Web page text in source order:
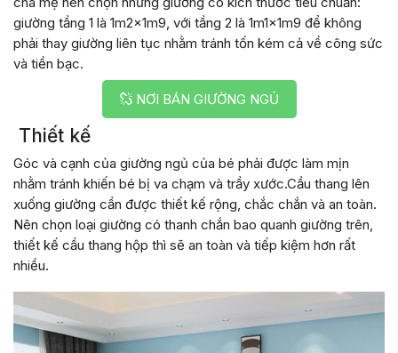
giường tầng 1 là 1m2x1m9, với tầng 2 là 1m1x1m9 để không
phải thay giường liên tục nhằm tránh tốn kém cả về công sức
và tiền bạc.
NƠI BÁN GIƯỜNG NGỦ
Thiết kế
Góc và cạnh của giường ngủ của bé phải được làm mịn
nhằm tránh khiến bé bị va chạm và trầy xước.Cầu thang lên
xuống giường cần được thiết kế rộng, chắc chắn và an toàn.
Nên chọn loại giường có thanh chắn bao quanh giường trên,
thiết kế cầu thang hộp thì sẽ an toàn và tiếp kiệm hơn rất
nhiều.